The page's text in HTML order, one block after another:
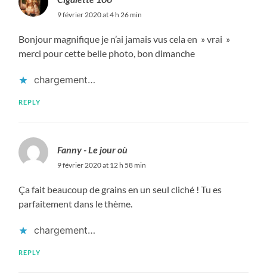
9 février 2020 at 4 h 26 min
Bonjour magnifique je n’ai jamais vus cela en » vrai »
merci pour cette belle photo, bon dimanche
chargement…
REPLY
Fanny - Le jour où
9 février 2020 at 12 h 58 min
Ça fait beaucoup de grains en un seul cliché ! Tu es
parfaitement dans le thème.
chargement…
REPLY